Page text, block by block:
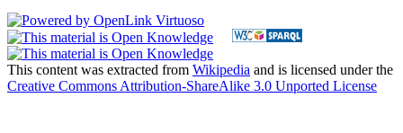
This content was extracted from Wikipedia and is licensed under the
Creative Commons Attribution-ShareAlike 3.0 Unported License